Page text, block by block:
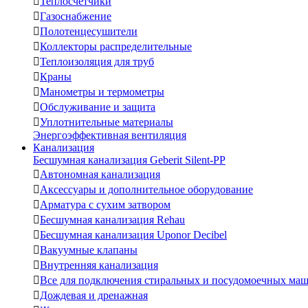
Газоснабжение
Полотенцесушители
Коллекторы распределительные
Теплоизоляция для труб
Краны
Манометры и термометры
Обслуживание и защита
Уплотнительные материалы
Энергоэффективная вентиляция
Канализация
Бесшумная канализация Geberit Silent-PP
Автономная канализация
Аксессуары и дополнительное оборудование
Арматура с сухим затвором
Бесшумная канализация Rehau
Бесшумная канализация Uponor Decibel
Вакуумные клапаны
Внутренняя канализация
Все для подключения стиральных и посудомоечных
Дождевая и дренажная